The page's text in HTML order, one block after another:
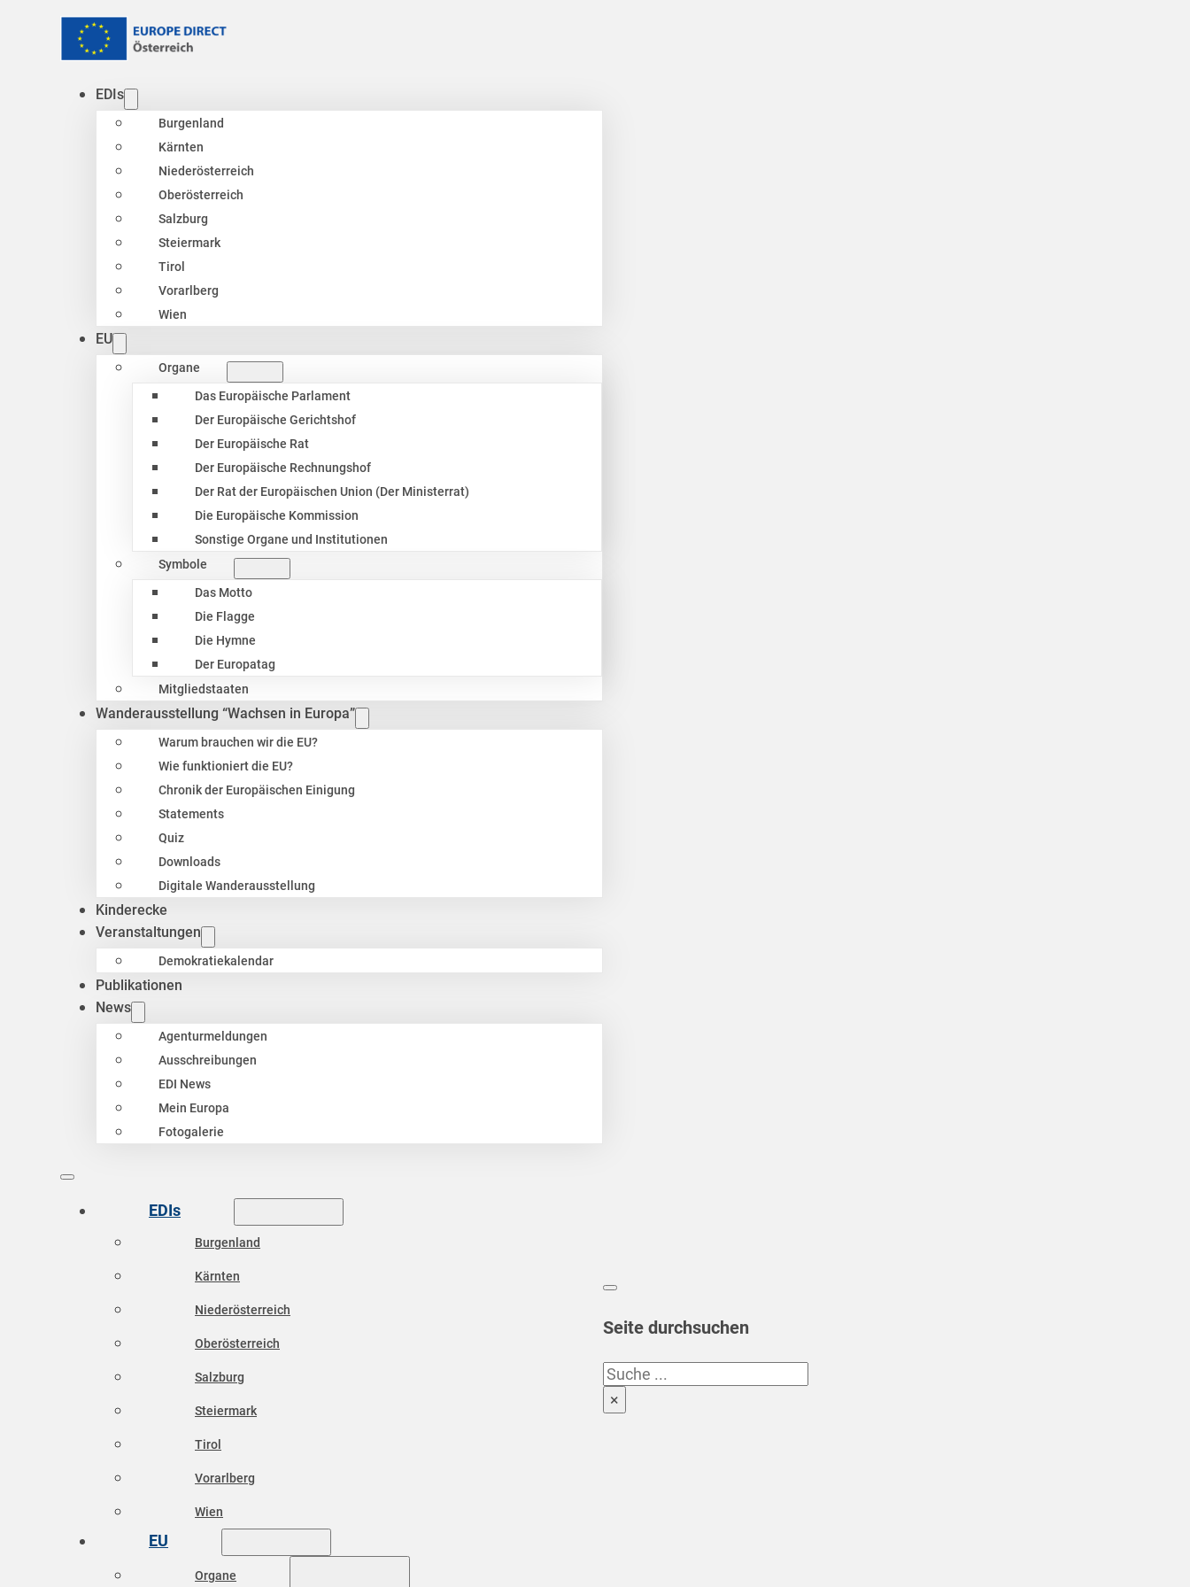
EDIs
Burgenland
Kärnten
Niederösterreich
Oberösterreich
Salzburg
Steiermark
Tirol
Vorarlberg
Wien
EU
Organe
Das Europäische Parlament
Der Europäische Gerichtshof
Der Europäische Rat
Der Europäische Rechnungshof
Der Rat der Europäischen Union (Der Ministerrat)
Die Europäische Kommission
Sonstige Organe und Institutionen
Symbole
Das Motto
Die Flagge
Die Hymne
Der Europatag
Mitgliedstaaten
Wanderausstellung “Wachsen in Europa”
Warum brauchen wir die EU?
Wie funktioniert die EU?
Chronik der Europäischen Einigung
Statements
Quiz
Downloads
Digitale Wanderausstellung
Kinderecke
Veranstaltungen
Demokratiekalendar
Publikationen
News
Agenturmeldungen
Ausschreibungen
EDI News
Mein Europa
Fotogalerie
EDIs
Burgenland
Kärnten
Niederösterreich
Oberösterreich
Salzburg
Steiermark
Tirol
Vorarlberg
Wien
EU
Organe
Seite durchsuchen
Suchen
×